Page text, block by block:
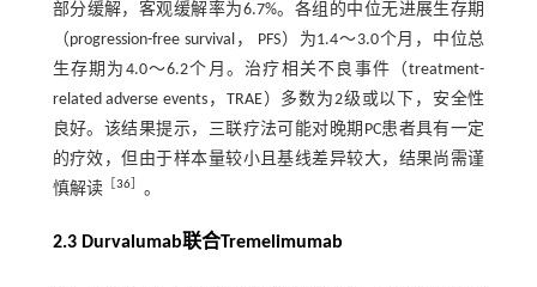
部分缓解，客观缓解率为6.7%。各组的中位无进展生存期
（progression-free survival， PFS）为1.4～3.0个月，中位总
生存期为4.0～6.2个月。治疗相关不良事件（treatment-
related adverse events，TRAE）多数为2级或以下，安全性
良好。该结果提示，三联疗法可能对晚期PC患者具有一定
的疗效，但由于样本量较小且基线差异较大，结果尚需谨
慎解读
36］ 。
2.3 Durvalumab联合Tremelimumab